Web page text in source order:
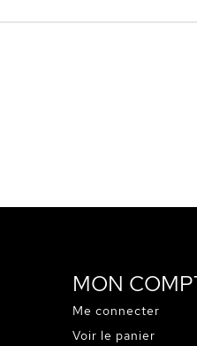
MON
Me connecter
Voir le panier